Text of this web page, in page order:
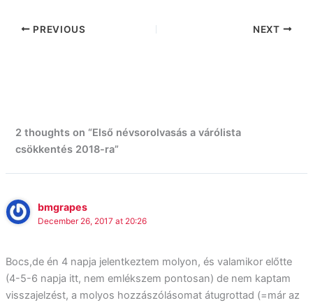
PREVIOUS NEXT
2 thoughts on “Első névsorolvasás a várólista
csökkentés 2018-ra”
bmgrapes
December 26, 2017 at 20:26
Bocs,de én 4 napja jelentkeztem molyon, és valamikor előtte
(4-5-6 napja itt, nem emlékszem pontosan) de nem kaptam
visszajelzést, a molyos hozzászólásomat átugrottad (=már az